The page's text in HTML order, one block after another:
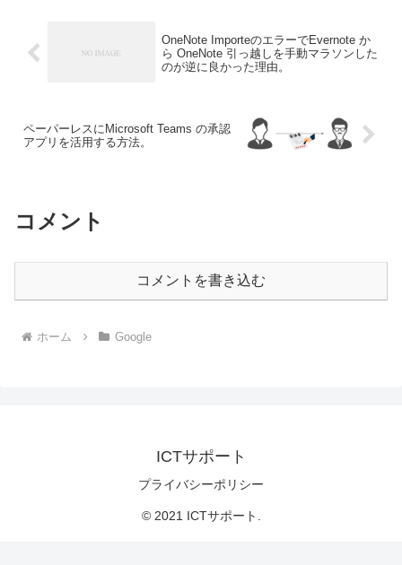
OneNote ImporteのエラーでEvernote か
ら OneNote 引っ越しを手動マラソンした
のが逆に良かった理由。
ペーパーレスにMicrosoft Teams の承認
アプリを活用する方法。
コメント
コメントを書き込む
ホーム Google
ICTサポート
プライバシーポリシー
© 2021 ICTサポート.